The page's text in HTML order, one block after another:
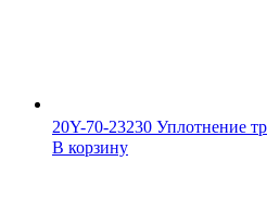
20Y-70-23230 Уплотнение
В корзину